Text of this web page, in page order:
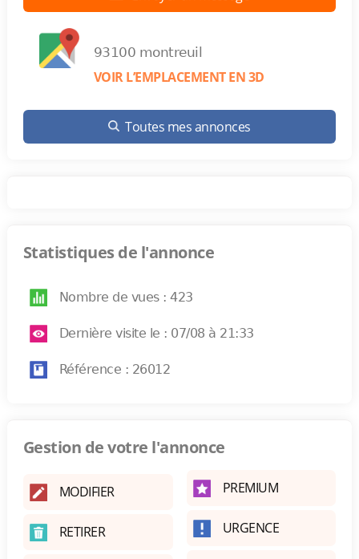
93100 montreuil
VOIR L’EMPLACEMENT EN 3D
Toutes mes annonces
Statistiques de l'annonce
Nombre de vues : 423
Dernière visite le : 07/08 à 21:33
Référence : 26012
Gestion de votre l'annonce
MODIFIER
RETIRER
PREMIUM
URGENCE